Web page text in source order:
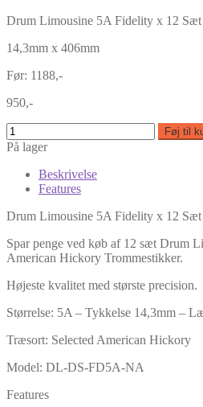
Drum Limousine 5A Fidelity x 12 Sæt
14,3mm x 406mm
Før: 1188,-
950,-
Føj til
På lager
Beskrivelse
Features
Drum Limousine 5A Fidelity x 12 Sæt
Spar penge ved køb af 12 sæt Drum
American Hickory Trommestikker.
Højeste kvalitet med største precision.
Størrelse: 5A – Tykkelse 14,3mm –
Træsort: Selected American Hickory
Model: DL-DS-FD5A-NA
Features